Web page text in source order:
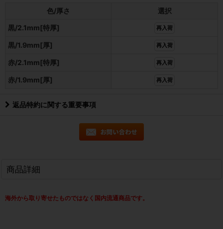
色/厚さ
選択
黒/2.1mm[特厚]
再入荷
黒/1.9mm[厚] 再入荷
赤/2.1mm[特厚] 再入荷
赤/1.9mm[厚] 再入荷
返品特約に関する重要事項
商品詳細
海外から取り寄せたものではなく国内流通商品です。